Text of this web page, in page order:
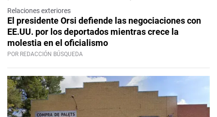
Relaciones exteriores
El presidente Orsi defiende las negociaciones con
EE.UU. por los deportados mientras crece la
molestia en el oficialismo
POR REDACCIÓN BÚSQUEDA